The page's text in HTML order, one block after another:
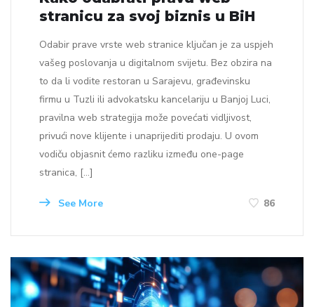
stranicu za svoj biznis u BiH
Odabir prave vrste web stranice ključan je za uspjeh
vašeg poslovanja u digitalnom svijetu. Bez obzira na
to da li vodite restoran u Sarajevu, građevinsku
firmu u Tuzli ili advokatsku kancelariju u Banjoj Luci,
pravilna web strategija može povećati vidljivost,
privući nove klijente i unaprijediti prodaju. U ovom
vodiču objasnit ćemo razliku između one-page
stranica, […]
See More 86